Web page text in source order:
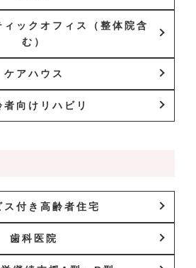
ィックオフィス（整体院含
む）
ケアハウス
者向けリハビリ
ス付き高齢者住宅
歯科医院